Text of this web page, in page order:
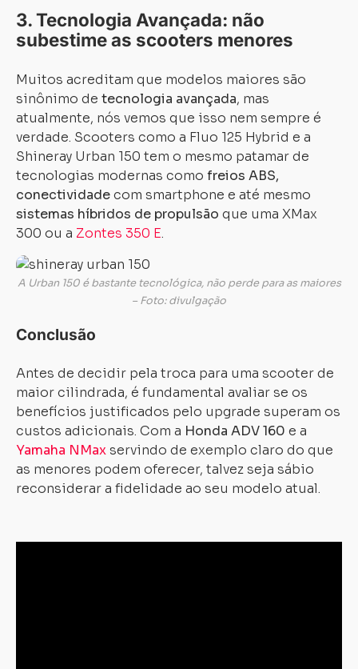
3. Tecnologia Avançada: não
subestime as scooters menores
Muitos acreditam que modelos maiores são
sinônimo de tecnologia avançada, mas
atualmente, nós vemos que isso nem sempre é
verdade. Scooters como a Fluo 125 Hybrid e a
Shineray Urban 150 tem o mesmo patamar de
tecnologias modernas como freios ABS,
conectividadecom smartphone e até mesmo
sistemas híbridos de propulsão que uma XMax
300 ou a Zontes 350 E.
A Urban 150 é bastante tecnológica, não perde para as maiores
– Foto: divulgação
Conclusão
Antes de decidir pela troca para uma scooter de
maior cilindrada, é fundamental avaliar se os
benefícios justificados pelo upgrade superam os
custos adicionais. Com a Honda ADV 160 e a
Yamaha NMaxservindo de exemplo claro do que
as menores podem oferecer, talvez seja sábio
reconsiderar a fidelidade ao seu modelo atual.